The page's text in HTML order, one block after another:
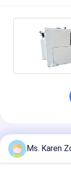
अनुशंसित उत्पाद
Ms. Karen